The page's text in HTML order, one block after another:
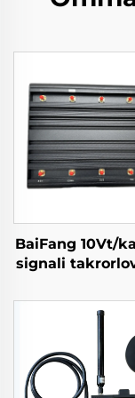
BaiFang 10Vt/
signali